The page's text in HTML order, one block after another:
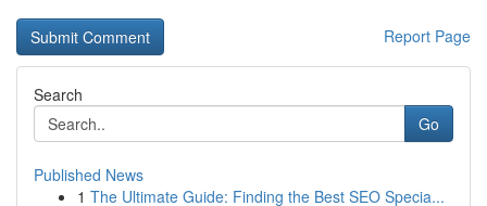
Report Page
Search
Go
Published News
1 The Ultimate Guide: Finding the Best SEO Specia...